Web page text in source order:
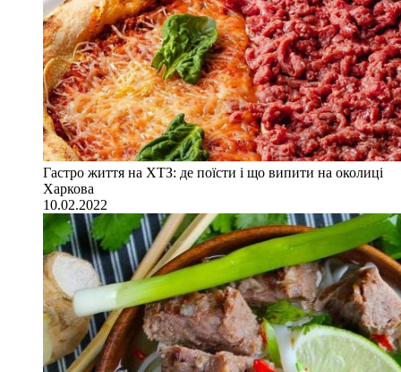
Гастро життя на ХТЗ: де поїсти і що випити на околиці
Харкова
10.02.2022